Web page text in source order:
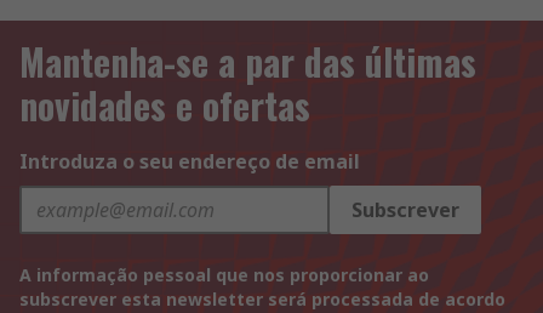
Mantenha-se a par das últimas
novidades e ofertas
Introduza o seu endereço de email
Subscrever
A informação pessoal que nos proporcionar ao
subscrever esta newsletter será processada de acordo